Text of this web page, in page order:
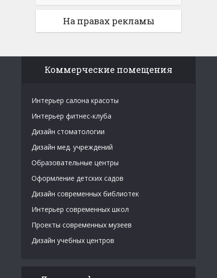
На правах рекламы
Коммерческие помещения
Интерьер салона красоты
Интерьер фитнес-клуба
Дизайн стоматологии
Дизайн мед. учреждений
Образовательные центры
Оформление детских садов
Дизайн современных библиотек
Интерьер современных школ
Проекты современных музеев
Дизайн учебных центров